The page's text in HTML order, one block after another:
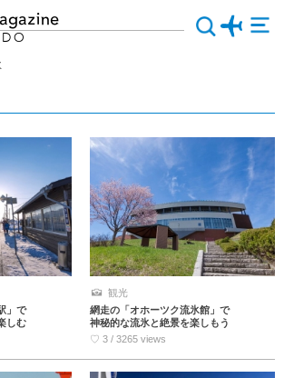
、何処へ、どうやって行ったらいいの？」厳冬シーズンの
不安ですね…。流氷情報サイトのチェックや流氷船の情報
たもぜひ、勇気をもって、流氷に逢いに行ってみましょ
」で
しむ
観光
網走の「オホーツク流氷館」で
神秘的な流氷と絶景を楽しもう
♡ 3 / 3265 views